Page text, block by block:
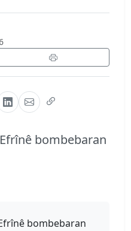
bombebaran